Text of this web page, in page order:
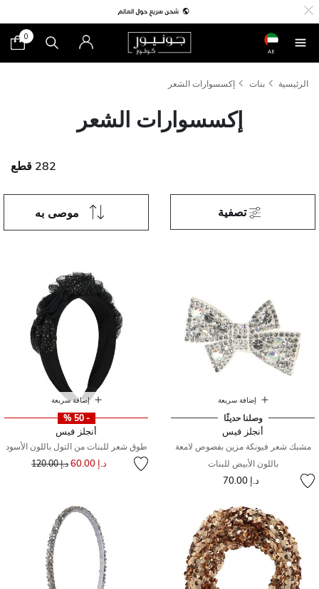
AE
0
الرئيسية بنات إكسسوارات الشعر
إكسسوارات الشعر
282 قطع
موصى به تصفية
إضافة سريعة
وصلنا حديثًا
أنجلز فيس
مشبك شعر فيونكة مزين بفصوص لامعة
باللون الأبيض للبنات
د.إ 70.00
إضافة سريعة
- 50 %
أنجلز فيس
طوق شعر للبنات من التول باللون الأسود
د.إ 60.00 سعر مخفض من
د.إ 120.00 إلى